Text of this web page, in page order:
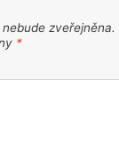
zveřejněna.
*